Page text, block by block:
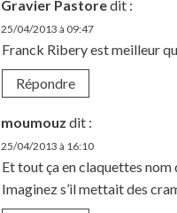
Gravier Pastoredit :
25/04/2013 à 09:47
Franck Ribery est meilleur
Répondre
moumouz dit :
25/04/2013 à 16:10
Et tout ça en claquettes nom
Imaginez s’il mettait des